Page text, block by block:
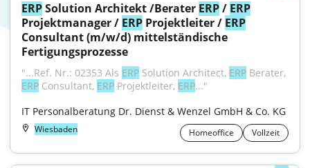
ERP Solution Architekt /Berater ERP / ERP
Projektmanager / ERP Projektleiter / ERP
Consultant (m/w/d) mittelständische
Fertigungsprozesse
"...Ref. Nr.: 02353 Als ERP Solution Architect, ERP
ERP Consultant, ERP Projektleiter, ERP..."
IT Personalberatung Dr. Dienst & Wenzel GmbH & Co. KG
Wiesbaden Homeoffice Vollzeit